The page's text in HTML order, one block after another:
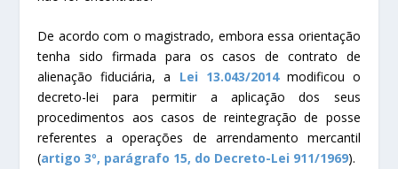
De acordo com o magistrado, embora essa orientação
tenha sido firmada para os casos de contrato de
alienação fiduciária, a Lei 13.043/2014modificou o
decreto-lei para permitir a aplicação dos seus
procedimentos aos casos de reintegração de posse
referentes a operações de arrendamento mercantil
(artigo 3º, parágrafo 15, do Decreto-Lei 911/1969).